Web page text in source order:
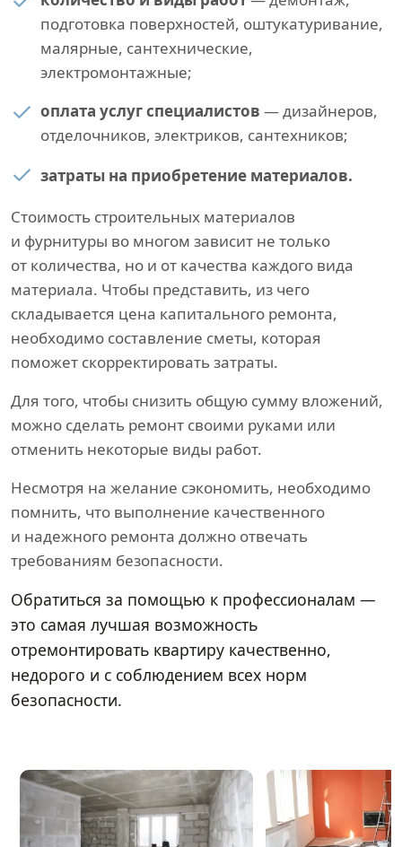
подготовка поверхностей, оштукатуривание,
малярные, сантехнические,
электромонтажные;
оплата услуг специалистов — дизайнеров,
отделочников, электриков, сантехников;
затраты на приобретение материалов.
Стоимость строительных материалов
и фурнитуры во многом зависит не только
от количества, но и от качества каждого вида
материала. Чтобы представить, из чего
складывается цена капитального ремонта,
необходимо составление сметы, которая
поможет скорректировать затраты.
Для того, чтобы снизить общую сумму вложений,
можно сделать ремонт своими руками или
отменить некоторые виды работ.
Несмотря на желание сэкономить, необходимо
помнить, что выполнение качественного
и надежного ремонта должно отвечать
требованиям безопасности.
Обратиться за помощью к профессионалам —
это самая лучшая возможность
отремонтировать квартиру качественно,
недорого и с соблюдением всех норм
безопасности.